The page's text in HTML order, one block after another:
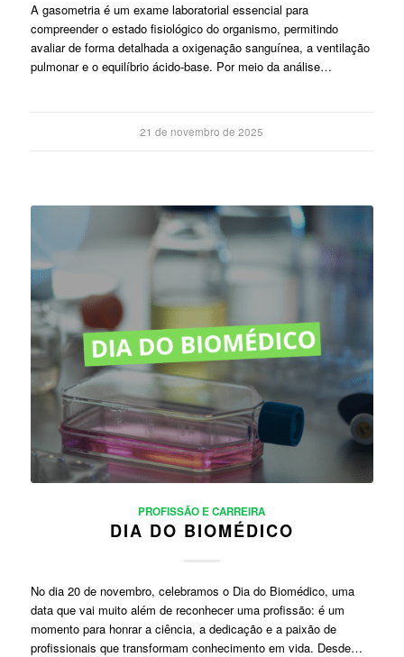
A gasometria é um exame laboratorial essencial para
compreender o estado fisiológico do organismo, permitindo
avaliar de forma detalhada a oxigenação sanguínea, a ventilação
pulmonar e o equilíbrio ácido-base. Por meio da análise…
21 de novembro de 2025
PROFISSÃO E CARREIRA
DIA DO BIOMÉDICO
No dia 20 de novembro, celebramos o Dia do Biomédico, uma
data que vai muito além de reconhecer uma profissão: é um
momento para honrar a ciência, a dedicação e a paixão de
profissionais que transformam conhecimento em vida. Desde…